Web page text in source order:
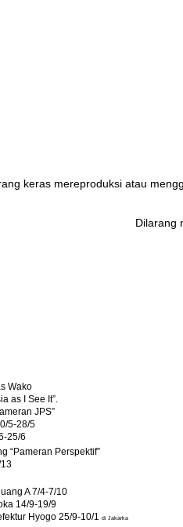
keras mereproduksi atau
Dilarang
Wako
as I See It”.
JPS”
5-28/5
25/6
“Pameran Perspektif”
A 7/4-7/10
14/9-19/9
Hyogo 25/9-10/1 di Jakarka